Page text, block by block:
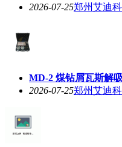
2026-07-25郑州艾迪
MD-2 煤钻屑瓦斯解
2026-07-25郑州艾迪